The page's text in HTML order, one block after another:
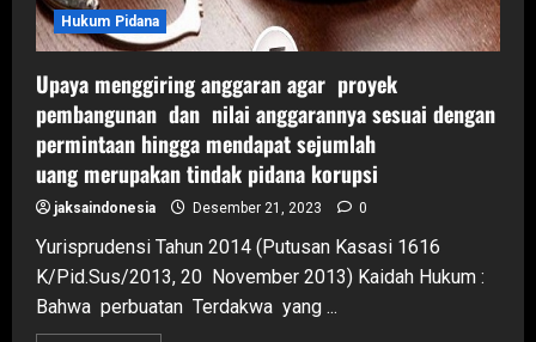
Hukum Pidana
Upaya menggiring anggaran agar proyek
pembangunan dan nilai anggarannya sesuai dengan
permintaan hingga mendapat sejumlah
uang merupakan tindak pidana korupsi
jaksaindonesia Desember 21, 2023 0
Yurisprudensi Tahun 2014 (Putusan Kasasi 1616
K/Pid.Sus/2013, 20 November 2013) Kaidah Hukum :
Bahwa perbuatan Terdakwa yang ...